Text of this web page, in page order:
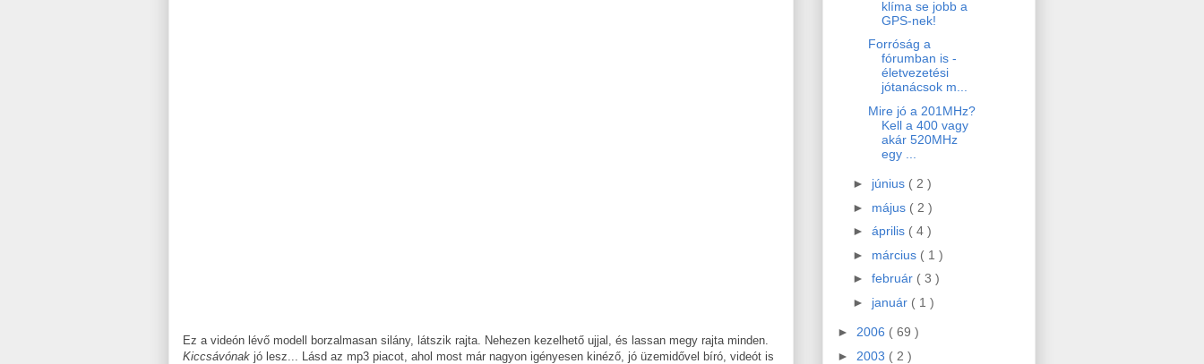
Ez a videón lévő modell borzalmasan silány, látszik rajta. Nehezen kezelhető ujjal, és lassan megy rajta minden.
Kiccsávónak jó lesz... Lásd az mp3 piacot, ahol most már nagyon igényesen kinéző, jó üzemidővel bíró, videót is
klíma se jobb a
GPS-nek!
Forróság a
fórumban is -
életvezetési
jótanácsok m...
Mire jó a 201MHz?
Kell a 400 vagy
akár 520MHz
egy ...
► június ( 2 )
► május ( 2 )
► április ( 4 )
► március ( 1 )
► február ( 3 )
► január ( 1 )
► 2006 ( 69 )
► 2003 ( 2 )